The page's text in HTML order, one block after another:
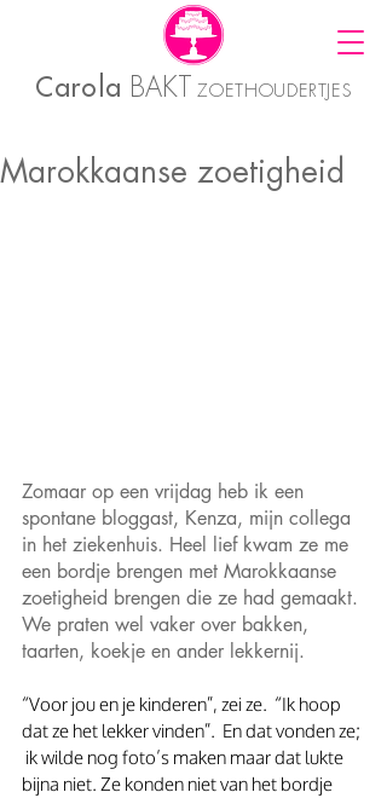
Carola BAKT ZOETHOUDERTJES
Marokkaanse zoetigheid
Zomaar op een vrijdag heb ik een
spontane bloggast, Kenza, mijn collega
in het ziekenhuis. Heel lief kwam ze me
een bordje brengen met Marokkaanse
zoetigheid brengen die ze had gemaakt.
We praten wel vaker over bakken,
taarten, koekje en ander lekkernij.
“Voor jou en je kinderen”, zei ze.  “Ik hoop
dat ze het lekker vinden”.  En dat vonden ze;
ik wilde nog foto’s maken maar dat lukte
bijna niet. Ze konden niet van het bordje